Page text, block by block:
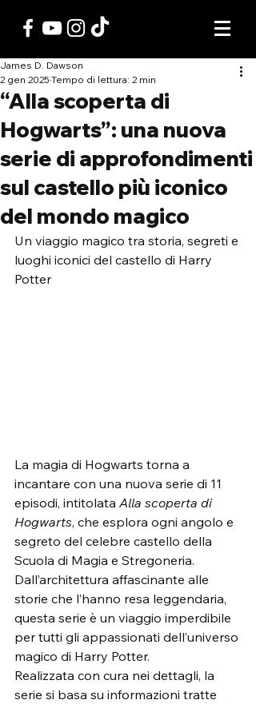
“Alla scoperta di
Hogwarts”: una nuova
serie di approfondimenti
sul castello più iconico
del mondo magico
James D. Dawson
2 gen 2025 Tempo di lettura: 2 min
Un viaggio magico tra storia, segreti e
luoghi iconici del castello di Harry
Potter
La magia di Hogwarts torna a
incantare con una nuova serie di 11
episodi, intitolata Alla scoperta di
Hogwarts, che esplora ogni angolo e
segreto del celebre castello della
Scuola di Magia e Stregoneria.
Dall’architettura affascinante alle
storie che l’hanno resa leggendaria,
questa serie è un viaggio imperdibile
per tutti gli appassionati dell’universo
magico di Harry Potter.
Realizzata con cura nei dettagli, la
serie si basa su informazioni tratte